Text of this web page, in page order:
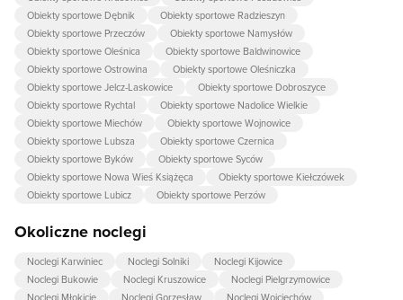
Obiekty sportowe Dębnik
Obiekty sportowe Radzieszyn
Obiekty sportowe Przeczów
Obiekty sportowe Namysłów
Obiekty sportowe Oleśnica
Obiekty sportowe Baldwinowice
Obiekty sportowe Ostrowina
Obiekty sportowe Oleśniczka
Obiekty sportowe Jelcz-Laskowice
Obiekty sportowe Dobroszyce
Obiekty sportowe Rychtal
Obiekty sportowe Nadolice Wielkie
Obiekty sportowe Miechów
Obiekty sportowe Wojnowice
Obiekty sportowe Lubsza
Obiekty sportowe Czernica
Obiekty sportowe Byków
Obiekty sportowe Syców
Obiekty sportowe Nowa Wieś Książęca
Obiekty sportowe Kiełczówek
Obiekty sportowe Lubicz
Obiekty sportowe Perzów
Okoliczne noclegi
Noclegi Karwiniec Noclegi Solniki
Noclegi Kijowice
Noclegi Bukowie
Noclegi Kruszowice
Noclegi Pielgrzymowice